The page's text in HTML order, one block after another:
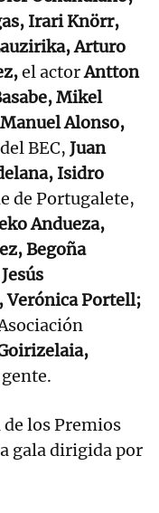
Irari Knörr,
Arturo
el actorAntton
Mikel
Alonso,
del BEC, Juan
Isidro
de Portugalete,
Andueza,
Begoña
Verónica Portell;
de los Premios
gala dirigida por